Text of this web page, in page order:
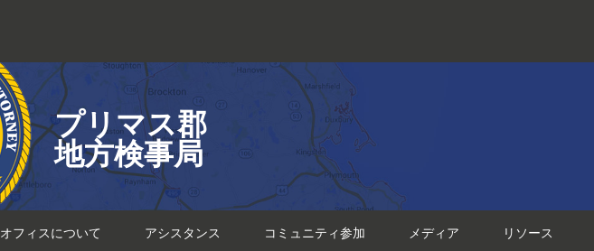
プリマス郡
地方検事局
オフィスについて アシスタンス コミュニティ参加 メディア リソース